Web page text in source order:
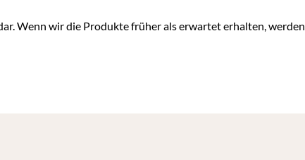
Wenn wir die Produkte früher als erwartet erhalten, werden